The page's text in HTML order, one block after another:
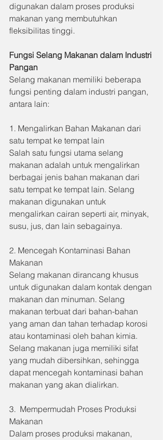
digunakan dalam proses produksi
makanan yang membutuhkan
fleksibilitas tinggi.
Fungsi Selang Makanan dalam Industri
Pangan
Selang makanan memiliki beberapa
fungsi penting dalam industri pangan,
antara lain:
1. Mengalirkan Bahan Makanan dari
satu tempat ke tempat lain
Salah satu fungsi utama selang
makanan adalah untuk mengalirkan
berbagai jenis bahan makanan dari
satu tempat ke tempat lain. Selang
makanan digunakan untuk
mengalirkan cairan seperti air, minyak,
susu, jus, dan lain sebagainya.
2. Mencegah Kontaminasi Bahan
Makanan
Selang makanan dirancang khusus
untuk digunakan dalam kontak dengan
makanan dan minuman. Selang
makanan terbuat dari bahan-bahan
yang aman dan tahan terhadap korosi
atau kontaminasi oleh bahan kimia.
Selang makanan juga memiliki sifat
yang mudah dibersihkan, sehingga
dapat mencegah kontaminasi bahan
makanan yang akan dialirkan.
3.  Mempermudah Proses Produksi
Makanan
Dalam proses produksi makanan,